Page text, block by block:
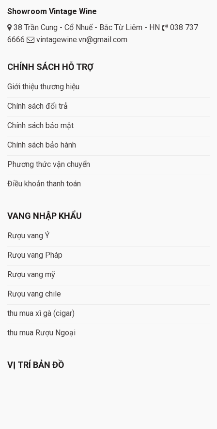
Showroom Vintage Wine
38 Trần Cung - Cổ Nhuế - Bắc Từ Liêm - HN
038 737
6666
vintagewine.vn@gmail.com
CHÍNH SÁCH HỖ TRỢ
Giới thiệu thương hiệu
Chính sách đổi trả
Chính sách bảo mật
Chính sách bảo hành
Phương thức vận chuyển
Điều khoản thanh toán
VANG NHẬP KHẨU
Rượu vang Ý
Rượu vang Pháp
Rượu vang mỹ
Rượu vang chile
thu mua xì gà (cigar)
thu mua Rượu Ngoại
VỊ TRÍ BẢN ĐỒ